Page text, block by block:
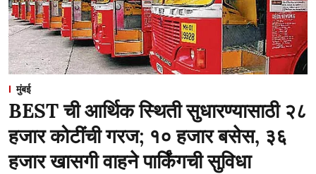
मुंबई
BEST ची आर्थिक स्थिती सुधारण्यासाठी २८
हजार कोटींची गरज; १० हजार बसेस, ३६
हजार खासगी वाहने पार्किंगची सुविधा